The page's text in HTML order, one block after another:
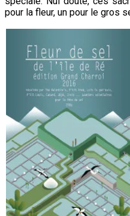
pour la fleur, un pour le gros